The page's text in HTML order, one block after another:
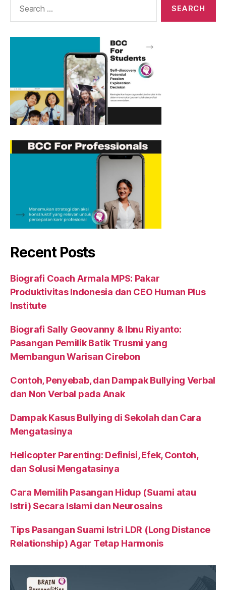
Recent Posts
Biografi Coach Armala MPS: Pakar
Produktivitas Indonesia dan CEO Human Plus
Institute
Biografi Sally Geovanny & Ibnu Riyanto:
Pasangan Pemilik Batik Trusmi yang
Membangun Warisan Cirebon
Contoh, Penyebab, dan Dampak Bullying Verbal
dan Non Verbal pada Anak
Dampak Kasus Bullying di Sekolah dan Cara
Mengatasinya
Helicopter Parenting: Definisi, Efek, Contoh,
dan Solusi Mengatasinya
Cara Memilih Pasangan Hidup (Suami atau
Istri) Secara Islami dan Neurosains
Tips Pasangan Suami Istri LDR (Long Distance
Relationship) Agar Tetap Harmonis